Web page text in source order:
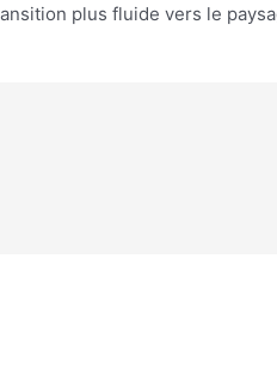
plus fluide vers le